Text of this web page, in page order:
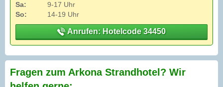
Sa:
9-17 Uhr
So:
14-19 Uhr
Anrufen: Hotelcode 34450
Fragen zum Arkona Strandhotel? Wir